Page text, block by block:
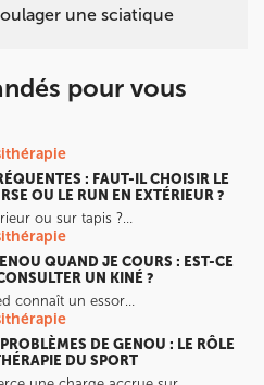
une sciatique
pour vous
: FAUT-IL CHOISIR LE
OU LE RUN EN EXTÉRIEUR ?
ou sur tapis ?…
QUAND JE COURS : EST-CE
UN KINÉ ?
connaît un essor…
DE GENOU : LE RÔLE
DU SPORT